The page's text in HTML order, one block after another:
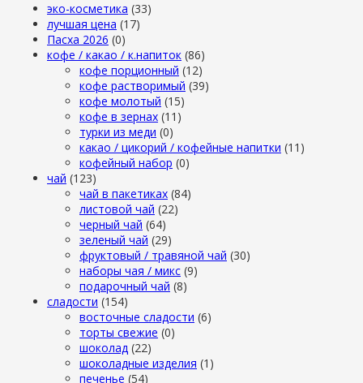
эко-косметика (33)
лучшая цена (17)
Пасха 2026 (0)
кофе / какао / к.напиток (86)
кофе порционный (12)
кофе растворимый (39)
кофе молотый (15)
кофе в зернах (11)
турки из меди (0)
какао / цикорий / кофейные напитки (11)
кофейный набор (0)
чай (123)
чай в пакетиках (84)
листовой чай (22)
черный чай (64)
зеленый чай (29)
фруктовый / травяной чай (30)
наборы чая / микс (9)
подарочный чай (8)
сладости (154)
восточные сладости (6)
торты свежие (0)
шоколад (22)
шоколадные изделия (1)
печенье (54)